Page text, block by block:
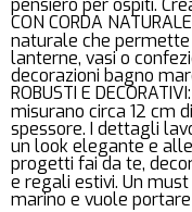
pensiero per ospiti.
CON CORDA
naturale che
lanterne, vasi o
decorazioni bagno
ROBUSTI E
misurano circa 12 cm
spessore. I dettagli
un look elegante e
progetti fai da te,
e regali estivi. Un
marino e vuole